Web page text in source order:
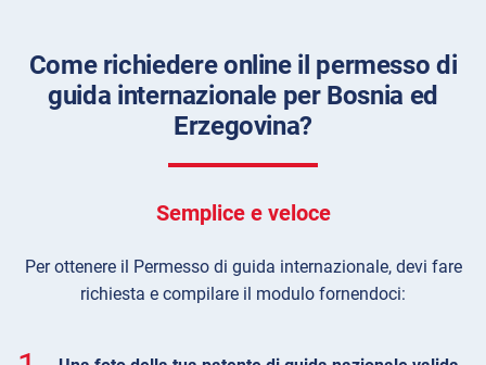
Come richiedere online il permesso di
guida internazionale per Bosnia ed
Erzegovina?
Semplice e veloce
Per ottenere il Permesso di guida internazionale, devi fare
richiesta e compilare il modulo fornendoci: